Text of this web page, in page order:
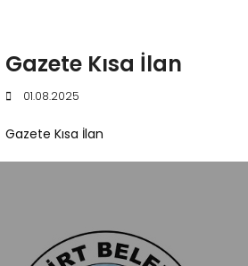
Gazete Kısa İlan
01.08.2025
Gazete Kısa İlan